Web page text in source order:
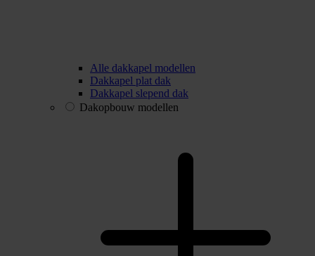
Alle dakkapel modellen
Dakkapel plat dak
Dakkapel slepend dak
Dakopbouw modellen